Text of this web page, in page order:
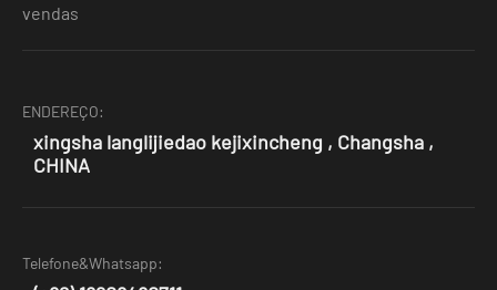
vendas
ENDEREÇO:
xingsha langlijiedao kejixincheng , Changsha ,
CHINA
Telefone&Whatsapp: